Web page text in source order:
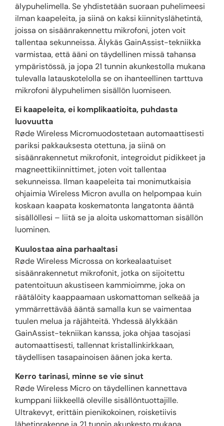
älypuhelimella. Se yhdistetään suoraan puhelimeesi
ilman kaapeleita, ja siinä on kaksi kiinnityslähetintä,
joissa on sisäänrakennettu mikrofoni, joten voit
tallentaa sekunneissa. Älykäs GainAssist-tekniikka
varmistaa, että ääni on täydellinen missä tahansa
ympäristössä, ja jopa 21 tunnin akunkestolla mukana
tulevalla latauskotelolla se on ihanteellinen tarttuva
mikrofoni älypuhelimen sisällön luomiseen.
Ei kaapeleita, ei komplikaatioita, puhdasta
luovuutta
Røde Wireless Micromuodostetaan automaattisesti
pariksi pakkauksesta otettuna, ja siinä on
sisäänrakennetut mikrofonit, integroidut pidikkeet ja
magneettikiinnittimet, joten voit tallentaa
sekunneissa. Ilman kaapeleita tai monimutkaisia ​​
ohjaimia Wireless Micron avulla on helpompaa kuin
koskaan kaapata koskematonta langatonta ääntä
sisällöllesi – liitä se ja aloita uskomattoman sisällön
luominen.
Kuulostaa aina parhaaltasi
Røde Wireless Microssa on korkealaatuiset
sisäänrakennetut mikrofonit, jotka on sijoitettu
patentoituun akustiseen kammioimme, joka on
räätälöity kaappaamaan uskomattoman selkeää ja
ymmärrettävää ääntä samalla kun se vaimentaa
tuulen melua ja räjähteitä. Yhdessä älykkään
GainAssist-tekniikan kanssa, joka ohjaa tasojasi
automaattisesti, tallennat kristallinkirkkaan,
täydellisen tasapainoisen äänen joka kerta.
Kerro tarinasi, minne se vie sinut
Røde Wireless Micro on täydellinen kannettava
kumppani liikkeellä oleville sisällöntuottajille.
Ultrakevyt, erittäin pienikokoinen, roisketiivis